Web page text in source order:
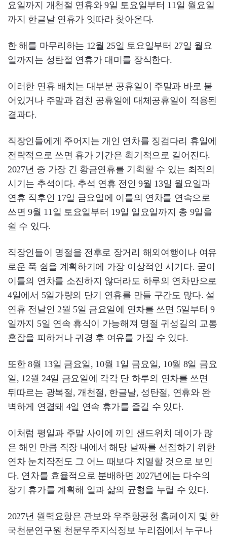
요일까지 개천절 연휴와 9일 토요일부터 11일 월요일
까지 한글날 연휴가 잇따라 찾아온다.
한 해를 마무리하는 12월 25일 토요일부터 27일 월요
일까지는 성탄절 연휴가 대미를 장식한다.
이러한 연휴 배치는 대부분 공휴일이 주말과 바로 붙
어있거나 주말과 겹친 공휴일에 대체공휴일이 적용된
결과다.
직장인들에게 주어지는 개인 연차를 징검다리 휴일에
전략적으로 쓰면 휴가 기간은 획기적으로 길어진다.
2027년 중 가장 긴 황금연휴를 기획할 수 있는 최적의
시기는 추석이다. 추석 연휴 전인 9월 13일 월요일과
연휴 직후인 17일 금요일에 이틀의 연차를 연속으로
쓰면 9월 11일 토요일부터 19일 일요일까지 총 9일을
쉴 수 있다.
직장인들이 명절을 전후로 장거리 해외여행이나 여유
로운 푹 쉼을 계획하기에 가장 이상적인 시기다. 굳이
이틀의 연차를 소진하지 않더라도 하루의 연차만으로
4일에서 5일가량의 단기 연휴를 만들 구간도 많다. 설
연휴 전날인 2월 5일 금요일에 연차를 쓰면 5일부터 9
일까지 5일 연속 휴식이 가능해져 명절 귀성길의 교통
혼잡을 피하거나 귀경 후 여유를 가질 수 있다.
또한 8월 13일 금요일, 10월 1일 금요일, 10월 8일 금요
일, 12월 24일 금요일에 각각 단 하루의 연차를 쓰면
뒤따르는 광복절, 개천절, 한글날, 성탄절, 연휴와 완
벽하게 연결돼 4일 연속 휴가를 즐길 수 있다.
이처럼 평일과 주말 사이에 끼인 샌드위치 데이가 많
은 해인 만큼 직장 내에서 해당 날짜를 선점하기 위한
연차 눈치작전도 그 어느 때보다 치열할 것으로 보인
다. 연차를 효율적으로 분배하면 2027년에는 다수의
장기 휴가를 계획해 일과 삶의 균형을 누릴 수 있다.
2027년 월력요항은 관보와 우주항공청 홈페이지 및 한
국천문연구원 천문우주지식정보 누리집에서 누구나